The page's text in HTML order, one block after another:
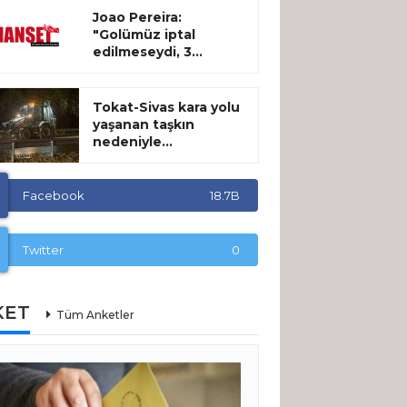
Joao Pereira:
"Golümüz iptal
edilmeseydi, 3...
Tokat-Sivas kara yolu
yaşanan taşkın
nedeniyle...
Facebook 18.7B
Twitter 0
Tüm Anketler